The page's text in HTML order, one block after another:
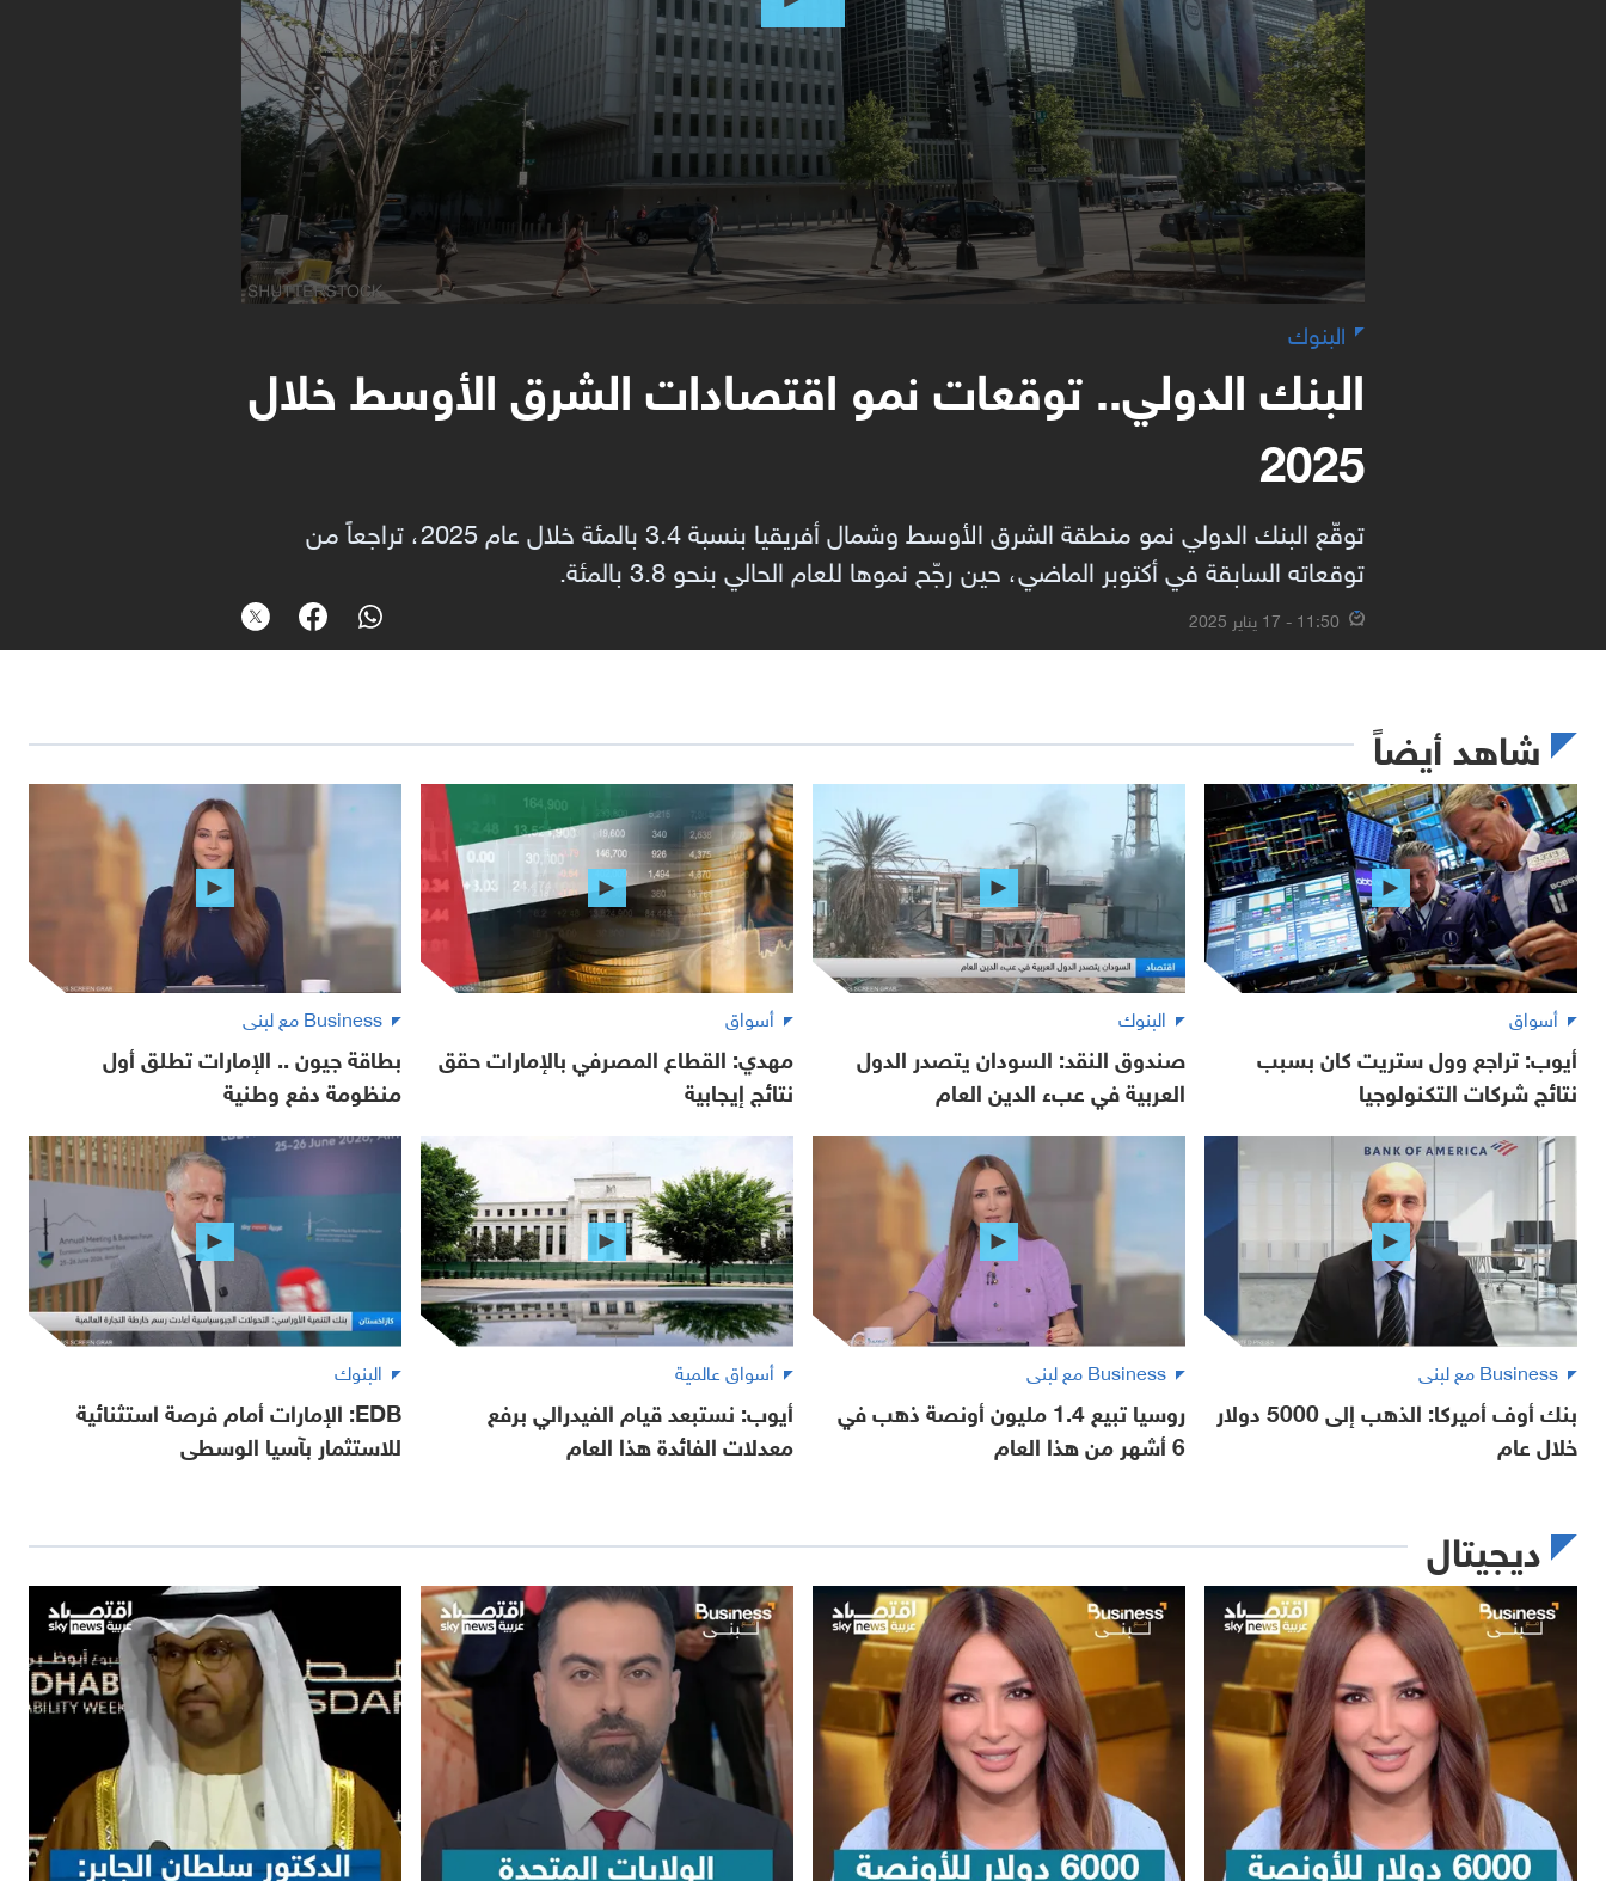
البنوك
البنك الدولي.. توقعات نمو اقتصادات الشرق الأوسط خلال
2025
توقّع البنك الدولي نمو منطقة الشرق الأوسط وشمال أفريقيا بنسبة 3.4 بالمئة خلال عام 2025، تراجعاً من
توقعاته السابقة في أكتوبر الماضي، حين رجّح نموها للعام الحالي بنحو 3.8 بالمئة.
11:50 - 17 يناير 2025
شاهد أيضاً
أسواق
أيوب: تراجع وول ستريت كان بسبب
نتائج شركات التكنولوجيا
البنوك
صندوق النقد: السودان يتصدر الدول
العربية في عبء الدين العام
أسواق
مهدي: القطاع المصرفي بالإمارات حقق
نتائج إيجابية
Business مع لبنى
بطاقة جيون .. الإمارات تطلق أول
منظومة دفع وطنية
Business مع لبنى
بنك أوف أميركا: الذهب إلى 5000 دولار
خلال عام
Business مع لبنى
روسيا تبيع 1.4 مليون أونصة ذهب في
6 أشهر من هذا العام
أسواق عالمية
أيوب: نستبعد قيام الفيدرالي برفع
معدلات الفائدة هذا العام
البنوك
EDB: الإمارات أمام فرصة استثنائية
للاستثمار بآسيا الوسطى
ديجيتال